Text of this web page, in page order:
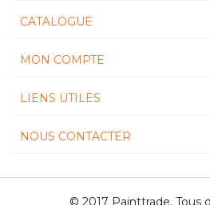
CATALOGUE
MON COMPTE
LIENS UTILES
NOUS CONTACTER
© 2017 Painttrade. Tous